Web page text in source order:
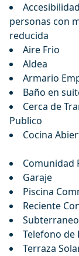
personas con
reducida
Aire Frio
Aldea
Armario
Baño en
Cerca de
Publico
Cocina
Comunidad
Garaje
Piscina
Reciente
Subterraneo
Telefono de
Terraza